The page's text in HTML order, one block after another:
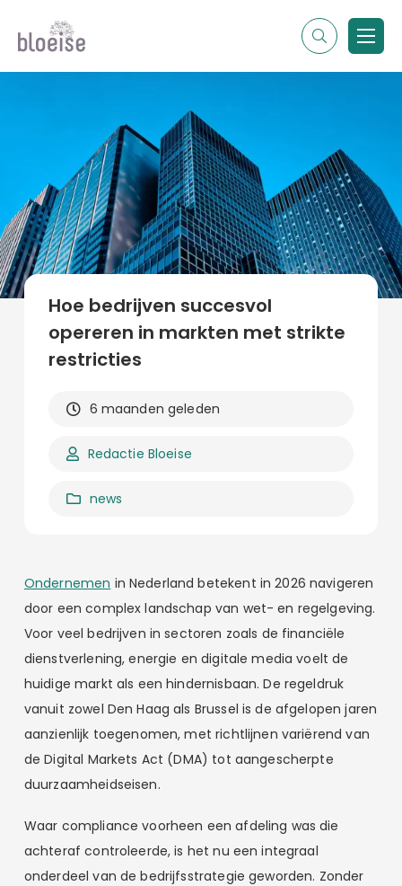
Contentmarketing
Online marketing
Branches
Marketing
Alle soorten artikelen
Hoe bedrijven succesvol
opereren in markten met strikte
restricties
6 maanden geleden
Redactie Bloeise
news
Ondernemen in Nederland betekent in 2026 navigeren
door een complex landschap van wet- en regelgeving.
Voor veel bedrijven in sectoren zoals de financiële
dienstverlening, energie en digitale media voelt de
huidige markt als een hindernisbaan. De regeldruk
vanuit zowel Den Haag als Brussel is de afgelopen jaren
aanzienlijk toegenomen, met richtlijnen variërend van
de Digital Markets Act (DMA) tot aangescherpte
duurzaamheidseisen.
Waar compliance voorheen een afdeling was die
achteraf controleerde, is het nu een integraal
onderdeel van de bedrijfsstrategie geworden. Zonder